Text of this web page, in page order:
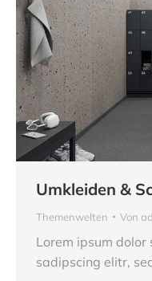
Umkleiden &
Themenwelten Von
Lorem ipsum
sadipscing elitr,